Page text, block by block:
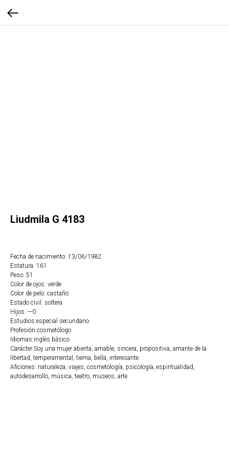
Liudmila G 4183
Fecha de nacimiento: 13/06/1982
Estatura: 161
Peso: 51
Color de ojos: verde
Color de pelo: castaño
Estado civil: soltera
Hijos: ---0
Estudios:especial secundario
Profesión:cosmetólogo
Idiomas:inglés básico
Carácter:Soy una mujer abierta, amable, sincera, propositiva, amante de la
libertad, temperamental, tierna, bella, interesante.
Aficiones: naturaleza, viajes, cosmetología, psicología, espiritualidad,
autodesarrollo, música, teatro, museos, arte